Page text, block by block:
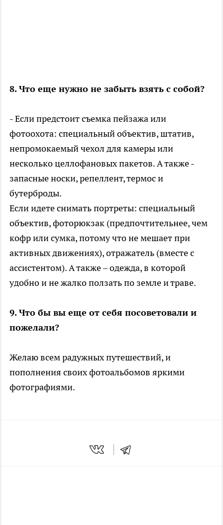
8. Что еще нужно не забыть взять с собой?
- Если предстоит съемка пейзажа или
фотоохота: специальный объектив, штатив,
непромокаемый чехол для камеры или
несколько целлофановых пакетов. А также -
запасные носки, репеллент, термос и
бутерброды.
Если идете снимать портреты: специальный
объектив, фоторюкзак (предпочтительнее, чем
кофр или сумка, потому что не мешает при
активных движениях), отражатель (вместе с
ассистентом). А также – одежда, в которой
удобно и не жалко ползать по земле и траве.
9. Что бы вы еще от себя посоветовали и
пожелали?
Желаю всем радужных путешествий, и
пополнения своих фотоальбомов яркими
фотографиями.